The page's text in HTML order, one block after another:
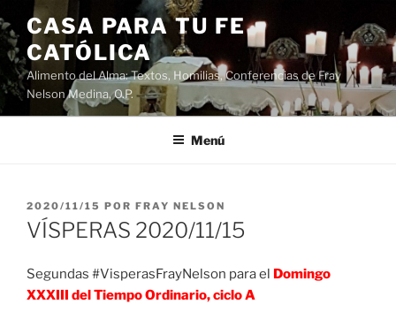
Saltar
al
contenido
CASA PARA TU FE
CATÓLICA
Alimento del Alma: Textos, Homilias, Conferencias de Fray
Nelson Medina, O.P.
Menú
PUBLICADO
EL
2020/11/15 POR FRAY NELSON
VÍSPERAS 2020/11/15
Segundas #VisperasFrayNelson para el Domingo
XXXIII del Tiempo Ordinario, ciclo A